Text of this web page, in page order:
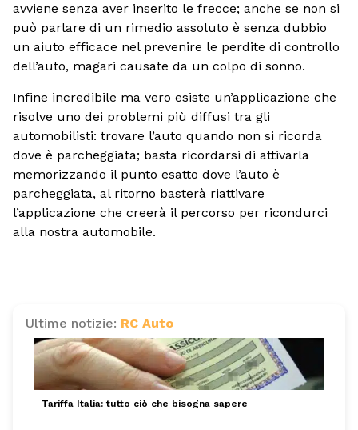
avviene senza aver inserito le frecce; anche se non si
può parlare di un rimedio assoluto è senza dubbio
un aiuto efficace nel prevenire le perdite di controllo
dell’auto, magari causate da un colpo di sonno.
Infine incredibile ma vero esiste un’applicazione che
risolve uno dei problemi più diffusi tra gli
automobilisti: trovare l’auto quando non si ricorda
dove è parcheggiata; basta ricordarsi di attivarla
memorizzando il punto esatto dove l’auto è
parcheggiata, al ritorno basterà riattivare
l’applicazione che creerà il percorso per ricondurci
alla nostra automobile.
Ultime notizie: RC Auto
Tariffa Italia: tutto ciò che bisogna sapere